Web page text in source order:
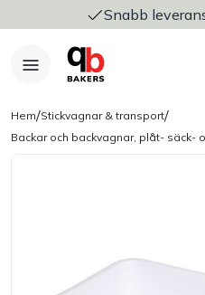
Snabb
Bageriplåtar & bakformar
Hem/Stickvagnar & transport/
Backar och backvagnar, plåt- säck-